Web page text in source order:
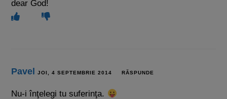
dear God!
Pavel JOI, 4 SEPTEMBRIE 2014 RĂSPUNDE
Nu-i înţelegi tu suferinţa.